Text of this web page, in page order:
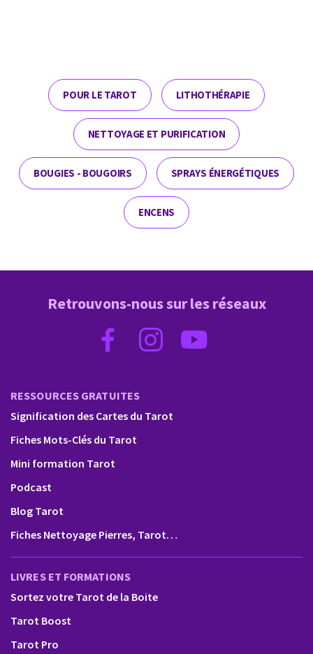
POUR LE TAROT LITHOTHÉRAPIE
NETTOYAGE ET PURIFICATION
BOUGIES - BOUGOIRS SPRAYS ÉNERGÉTIQUES
ENCENS
RESSOURCES GRATUITES
Signification des Cartes du Tarot
Fiches Mots-Clés du Tarot
Mini formation Tarot
Podcast
Blog Tarot
Fiches Nettoyage Pierres, Tarot…
LIVRES ET FORMATIONS
Sortez votre Tarot de la Boite
Tarot Boost
Tarot Pro
Retrouvons-nous sur les réseaux